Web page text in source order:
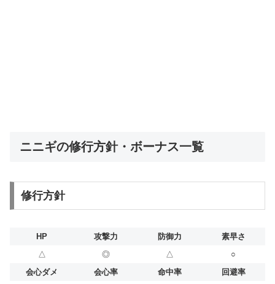
ニニギの修行方針・ボーナス一覧
修行方針
HP 攻撃力 防御力
素早さ
△
◎ △
○
会心ダメ
会心率 命中率
回避率